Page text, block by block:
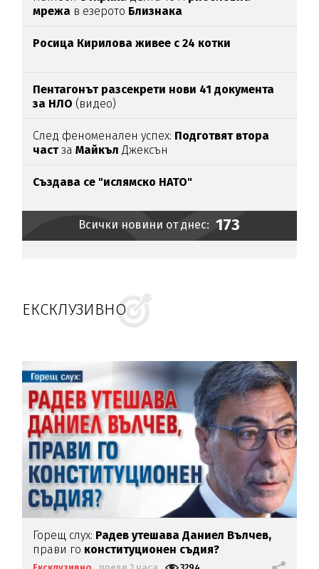
мрежа в езерото Близнака
Росица Кирилова живее с 24 котки
Пентагонът разсекрети нови 41 документа
за НЛО (видео)
След феноменален успех: Подготвят втора
частза Майкъл Джексън
Създава се "ислямско НАТО"
Всички новини от днес: 173
ЕКСКЛУЗИВНО
Горещ слух: Радев утешава Даниел Вълчев,
прави го конституционен съдия?